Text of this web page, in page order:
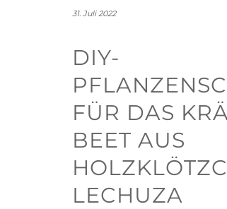
31. Juli 2022
DIY-
FÜR DAS
BEET AUS
LECHUZA